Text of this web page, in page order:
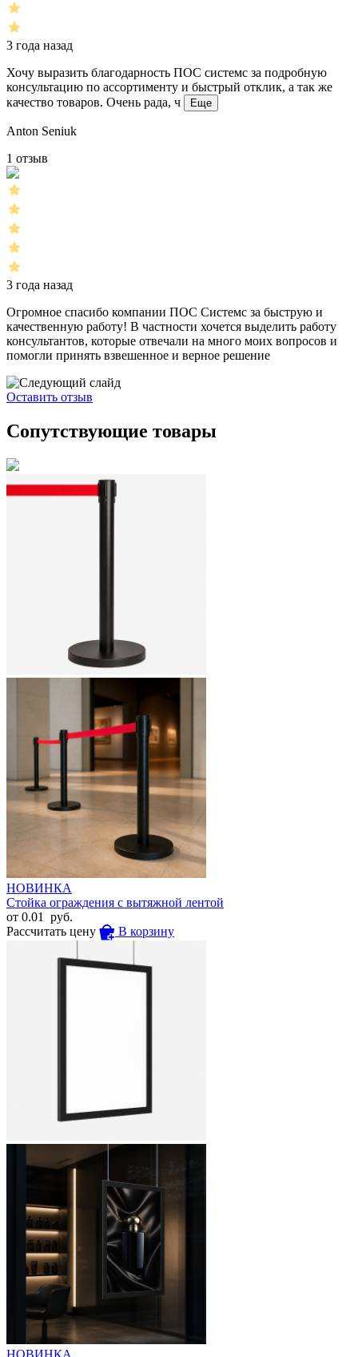
3 года назад
Хочу выразить благодарность ПОС системс за подробную
консультацию по ассортименту и быстрый отклик, а так же
качество товаров. Очень рада, ч
Еще
Anton Seniuk
1 отзыв
3 года назад
Огромное спасибо компании ПОС Системс за быструю и
качественную работу! В частности хочется выделить работу
консультантов, которые отвечали на много моих вопросов и
помогли принять взвешенное и верное решение
Оставить отзыв
Сопутствующие товары
НОВИНКА
Стойка ограждения с вытяжной лентой
от 0.01
руб.
Рассчитать цену
В корзину